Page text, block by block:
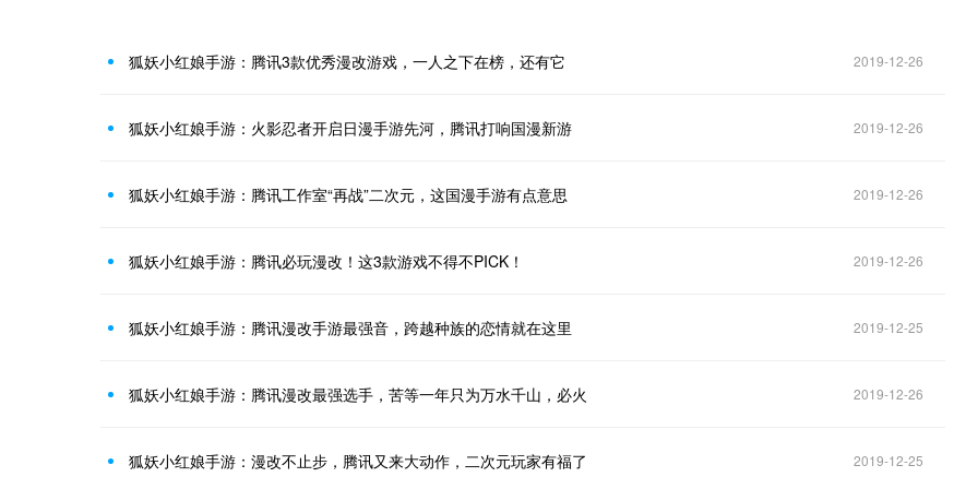
狐妖小红娘手游：腾讯3款优秀漫改游戏，一人之下在榜，还有它 2019-12-26
狐妖小红娘手游：火影忍者开启日漫手游先河，腾讯打响国漫新游 2019-12-26
狐妖小红娘手游：腾讯工作室“再战”二次元，这国漫手游有点意思 2019-12-26
狐妖小红娘手游：腾讯必玩漫改！这3款游戏不得不PICK！ 2019-12-26
狐妖小红娘手游：腾讯漫改手游最强音，跨越种族的恋情就在这里 2019-12-25
狐妖小红娘手游：腾讯漫改最强选手，苦等一年只为万水千山，必火 2019-12-26
狐妖小红娘手游：漫改不止步，腾讯又来大动作，二次元玩家有福了 2019-12-25